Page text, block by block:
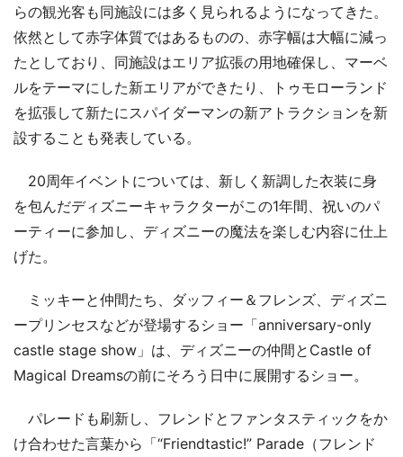
らの観光客も同施設には多く見られるようになってきた。
依然として赤字体質ではあるものの、赤字幅は大幅に減っ
たとしており、同施設はエリア拡張の用地確保し、マーベ
ルをテーマにした新エリアができたり、トゥモローランド
を拡張して新たにスパイダーマンの新アトラクションを新
設することも発表している。
20周年イベントについては、新しく新調した衣装に身
を包んだディズニーキャラクターがこの1年間、祝いのパ
ーティーに参加し、ディズニーの魔法を楽しむ内容に仕上
げた。
ミッキーと仲間たち、ダッフィー＆フレンズ、ディズニ
ープリンセスなどが登場するショー「anniversary-only
castle stage show」は、ディズニーの仲間とCastle of
Magical Dreamsの前にそろう日中に展開するショー。
パレードも刷新し、フレンドとファンタスティックをか
け合わせた言葉から「“Friendtastic!” Parade（フレンド